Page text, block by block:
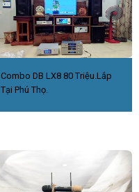
Combo DB LX8 80 Triệu.Lắp
Tại Phú Thọ.